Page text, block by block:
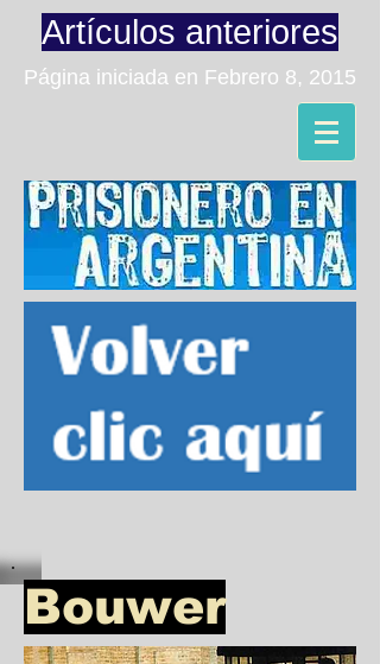
Artículos anteriores
Página iniciada en Febrero 8, 2015
Bouwer